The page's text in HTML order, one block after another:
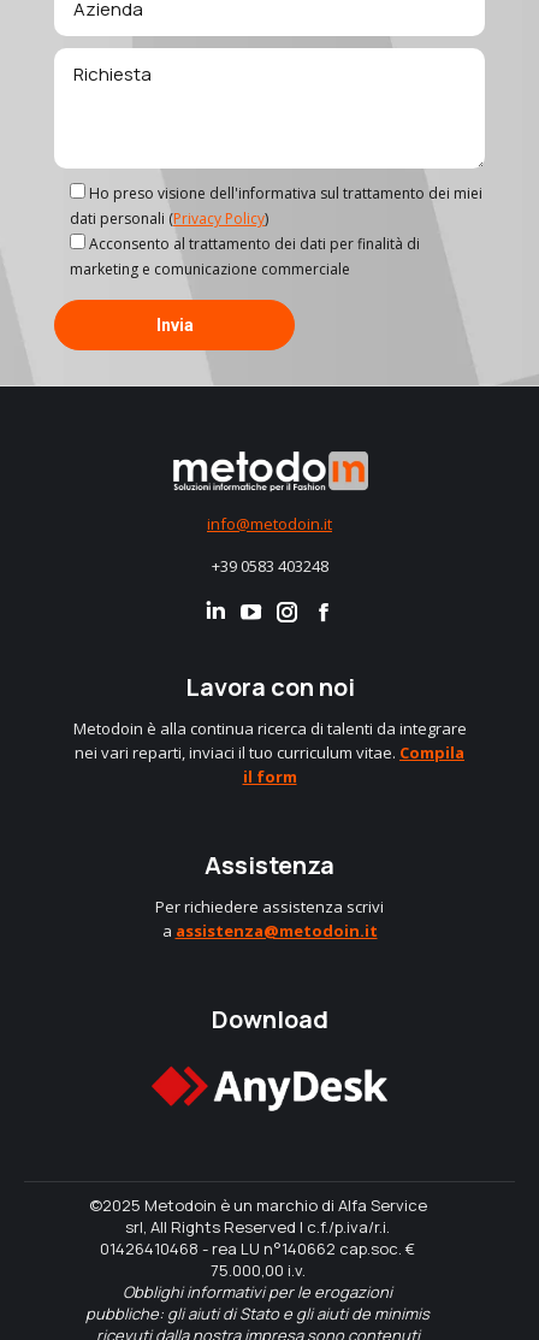
Ho preso visione dell'informativa sul trattamento dei miei
dati personali (Privacy Policy)
Acconsento al trattamento dei dati per finalità di
marketing e comunicazione commerciale
info@metodoin.it
+39 0583 403248
LinkedinInstagram
Facebook
Lavora con noi
Metodoin è alla continua ricerca di talenti da integrare
nei vari reparti, inviaci il tuo curriculum vitae. Compila
il form
Assistenza
Per richiedere assistenza scrivi
a assistenza@metodoin.it
Download
©2025 Metodoin è un marchio di Alfa Service
srl, All Rights Reserved | c.f./p.iva/r.i.
01426410468 - rea LU n°140662 cap.soc. €
75.000,00 i.v.
Obblighi informativi per le erogazioni
pubbliche: gli aiuti di Stato e gli aiuti de minimis
ricevuti dalla nostra impresa sono contenuti